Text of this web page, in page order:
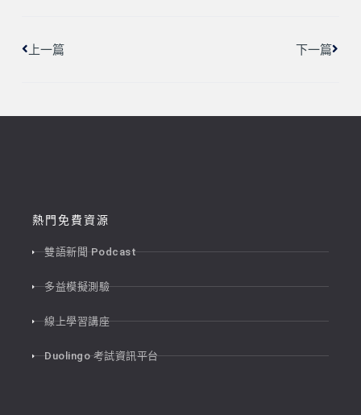
上一篇 下一篇
熱門免費資源
雙語新聞 Podcast
多益模擬測驗
線上學習講座
Duolingo 考試資訊平台